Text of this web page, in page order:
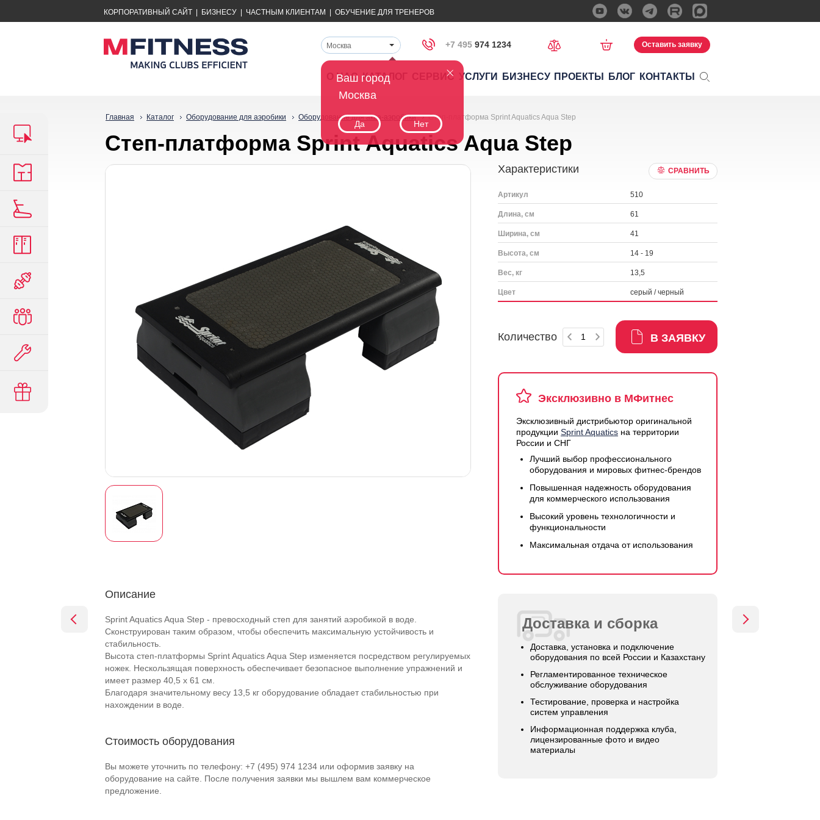
КОРПОРАТИВНЫЙ САЙТ БИЗНЕСУ ЧАСТНЫМ КЛИЕНТАМ ОБУЧЕНИЕ ДЛЯ ТРЕНЕРОВ
Ваш город
Москва
Да Нет
Москва +7 495 974 1234 Оставить заявку
О НАС КАТАЛОГ СЕРВИС УСЛУГИ БИЗНЕСУ ПРОЕКТЫ БЛОГ КОНТАКТЫ
Главная Каталог Оборудование для аэробики Оборудование для аква-аэробики Степ-платформа Sprint Aquatics Aqua Step
Степ-платформа Sprint Aquatics Aqua Step
Характеристики СРАВНИТЬ
Артикул 510
Длина, см 61
Ширина, см 41
Высота, см 14 - 19
Вес, кг 13,5
Цвет серый / черный
Количество В ЗАЯВКУ
Эксклюзивно в МФитнес
Эксклюзивный дистрибьютор оригинальной
продукции Sprint Aquatics на территории
России и СНГ
Лучший выбор профессионального
оборудования и мировых фитнес-брендов
Повышенная надежность оборудования
для коммерческого использования
Высокий уровень технологичности и
функциональности
Максимальная отдача от использования
Доставка и сборка
Доставка, установка и подключение
оборудования по всей России и Казахстану
Регламентированное техническое
обслуживание оборудования
Тестирование, проверка и настройка
систем управления
Информационная поддержка клуба,
лицензированные фото и видео
материалы
Описание
Sprint Aquatics Aqua Step - превосходный степ для занятий аэробикой в воде.
Сконструирован таким образом, чтобы обеспечить максимальную устойчивость и
стабильность.
Высота степ-платформы Sprint Aquatics Aqua Step изменяется посредством регулируемых
ножек. Нескользящая поверхность обеспечивает безопасное выполнение упражнений и
имеет размер 40,5 х 61 см.
Благодаря значительному весу 13,5 кг оборудование обладает стабильностью при
нахождении в воде.
Стоимость оборудования
Вы можете уточнить по телефону: +7 (495) 974 1234 или оформив заявку на
оборудование на сайте. После получения заявки мы вышлем вам коммерческое
предложение.